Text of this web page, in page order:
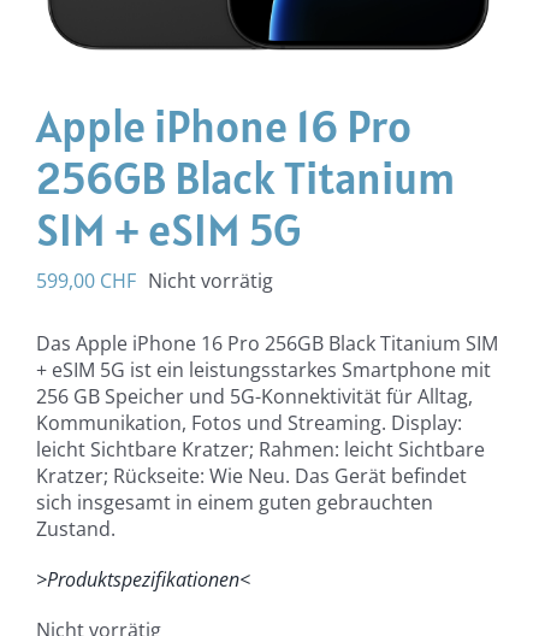
Apple iPhone 16 Pro
256GB Black Titanium
SIM + eSIM 5G
599,00 CHF Nicht vorrätig
Das Apple iPhone 16 Pro 256GB Black Titanium SIM
+ eSIM 5G ist ein leistungsstarkes Smartphone mit
256 GB Speicher und 5G-Konnektivität für Alltag,
Kommunikation, Fotos und Streaming. Display:
leicht Sichtbare Kratzer; Rahmen: leicht Sichtbare
Kratzer; Rückseite: Wie Neu. Das Gerät befindet
sich insgesamt in einem guten gebrauchten
Zustand.
>Produktspezifikationen<
Nicht vorrätig